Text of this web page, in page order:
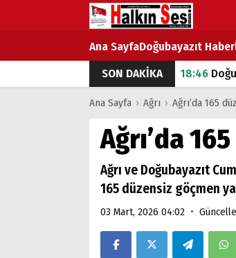
Ana SayfaDoğubayazıt
SON DAKİKA
18:46
07:53
07:00
18:29
Ana Sayfa › Ağrı › Ağrı’da 165
Ağrı’da
Ağrı ve Doğubayazıt
165 düzensiz göçmen
03 Mart, 2026 04:02 •